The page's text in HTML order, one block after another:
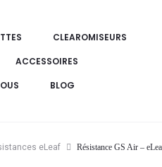
CLEAROMISEURS
ACCESSOIRES
BLOG
eLeaf Résistance GS Air –